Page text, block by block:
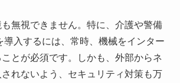
無視できません。特に、介護や警備
導入するには、常時、機械をインター
とが必須です。しかも、外部からネ
れないよう、セキュリティ対策も万